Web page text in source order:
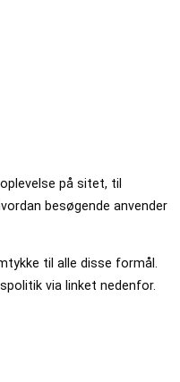
på sitet, til
besøgende anvender
til alle disse formål.
via linket nedenfor.